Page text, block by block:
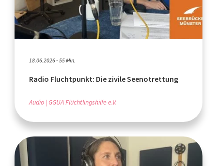
18.06.2026 - 55 Min.
Radio Fluchtpunkt: Die zivile Seenotrettung
Audio GGUA Flüchtlingshilfe e.V.